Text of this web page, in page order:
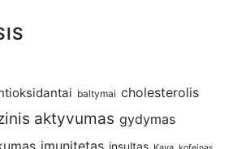
baltymai cholesterolis
aktyvumas gydymas
imunitetas insultas